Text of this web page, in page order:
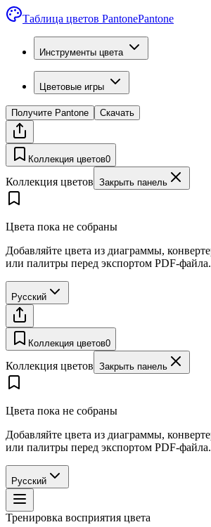
Таблица цветов PantonePantone
Инструменты цвета
Цветовые игры
Получите Pantone Скачать
Коллекция цветов0
Коллекция цветов Закрыть панель
Цвета пока не собраны
Добавляйте цвета из диаграммы,
или палитры перед экспортом PDF-файла.
Русский
Коллекция цветов0
Коллекция цветов Закрыть панель
Цвета пока не собраны
Добавляйте цвета из диаграммы,
или палитры перед экспортом PDF-файла.
Русский
Тренировка восприятия цвета